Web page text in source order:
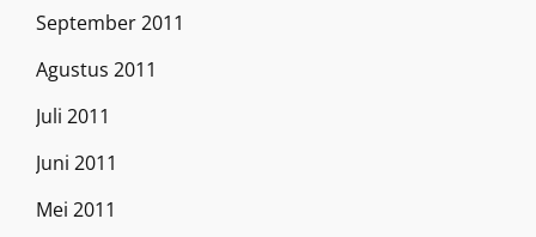
September 2011
Agustus 2011
Juli 2011
Juni 2011
Mei 2011